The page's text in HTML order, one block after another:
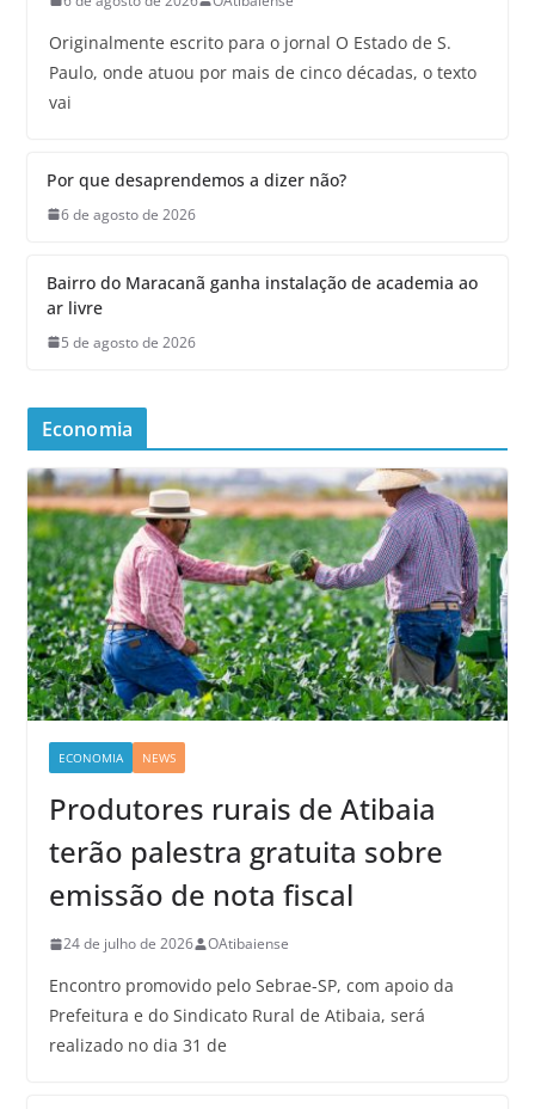
Originalmente escrito para o jornal O Estado de S.
Paulo, onde atuou por mais de cinco décadas, o texto
vai
Por que desaprendemos a dizer não?
6 de agosto de 2026
Bairro do Maracanã ganha instalação de academia ao
ar livre
5 de agosto de 2026
Economia
ECONOMIA NEWS
Produtores rurais de Atibaia
terão palestra gratuita sobre
emissão de nota fiscal
24 de julho de 2026 OAtibaiense
Encontro promovido pelo Sebrae-SP, com apoio da
Prefeitura e do Sindicato Rural de Atibaia, será
realizado no dia 31 de